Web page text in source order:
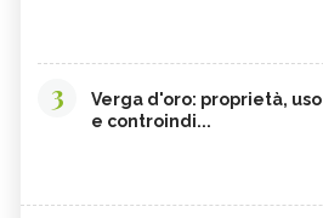
3
Verga d'oro: proprietà, uso
e controindi...